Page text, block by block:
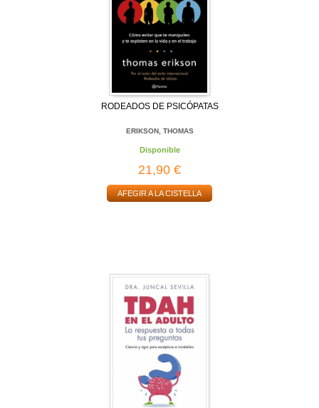
RODEADOS DE PSICÓPATAS
ERIKSON, THOMAS
Disponible
21,90 €
AFEGIR A LA CISTELLA